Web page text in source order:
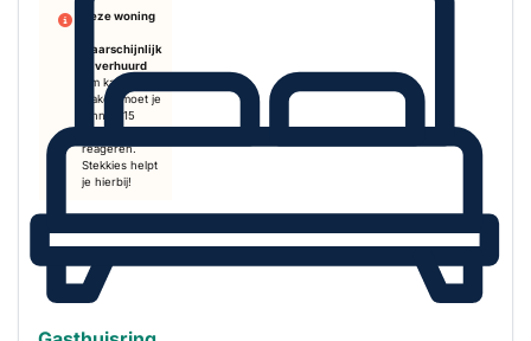
Deze woning
waarschijnlijk
al verhuurd
Om kans te
maken moet je
binnen 15
reageren.
Stekkies helpt
je hierbij!